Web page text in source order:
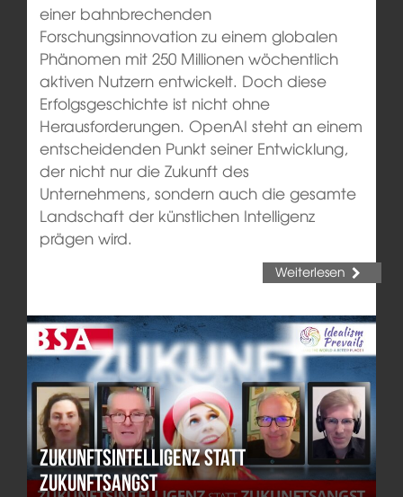
einer bahnbrechenden
Forschungsinnovation zu einem globalen
Phänomen mit 250 Millionen wöchentlich
aktiven Nutzern entwickelt. Doch diese
Erfolgsgeschichte ist nicht ohne
Herausforderungen. OpenAI steht an einem
entscheidenden Punkt seiner Entwicklung,
der nicht nur die Zukunft des
Unternehmens, sondern auch die gesamte
Landschaft der künstlichen Intelligenz
prägen wird.
Weiterlesen
Zukunftsintelligenz statt
Zukunftsangst